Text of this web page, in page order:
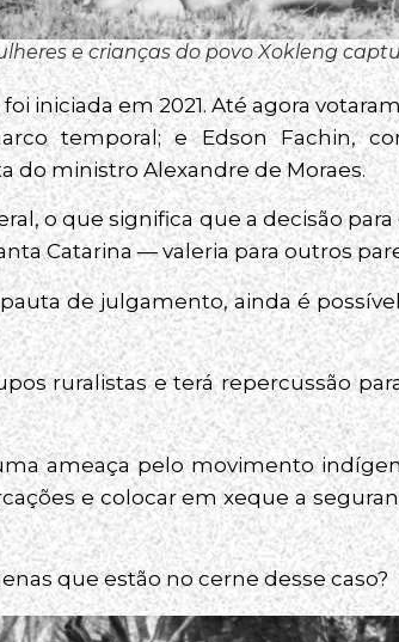
e crianças do povo Xokleng
iniciada em 2021. Até agora
temporal; e Edson Fachin,
do ministro Alexandre de Moraes.
o que significa que a decisão
Catarina — valeria para outros
de julgamento, ainda é
ruralistas e terá repercussão
ameaça pelo movimento
e colocar em xeque a
que estão no cerne desse caso?